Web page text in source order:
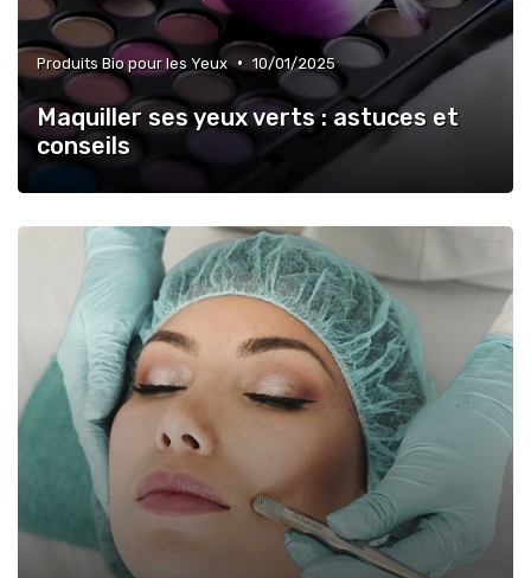
Produits Bio pour les Yeux • 10/01/2025
Maquiller ses yeux verts : astuces et
conseils